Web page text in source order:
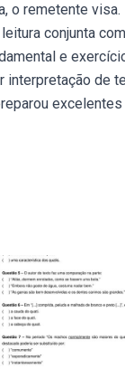
o remetente visa.
conjunta
e
interpretação de
excelentes